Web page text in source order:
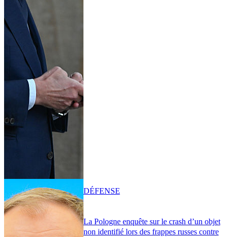
La Pologne enquête sur le crash d’un objet
non identifié lors des frappes russes contre
DÉFENSE